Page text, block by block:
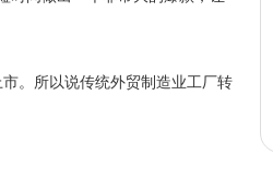
。所以说传统外贸制造业工厂转